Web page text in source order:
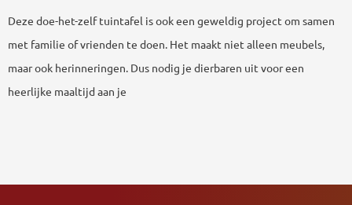
Deze doe-het-zelf tuintafel is ook een geweldig project om samen
met familie of vrienden te doen. Het maakt niet alleen meubels,
maar ook herinneringen. Dus nodig je dierbaren uit voor een
heerlijke maaltijd aan je